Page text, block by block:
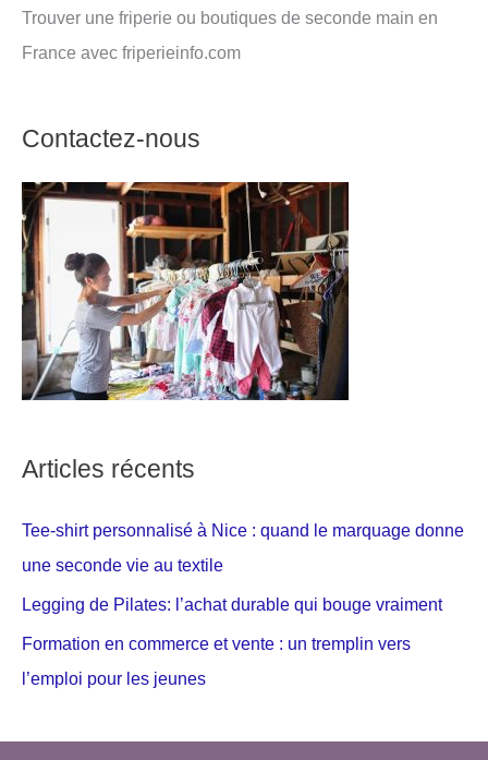
Trouver une friperie ou boutiques de seconde main en
France avec friperieinfo.com
Contactez-nous
Articles récents
Tee-shirt personnalisé à Nice : quand le marquage donne
une seconde vie au textile
Legging de Pilates: l’achat durable qui bouge vraiment
Formation en commerce et vente : un tremplin vers
l’emploi pour les jeunes